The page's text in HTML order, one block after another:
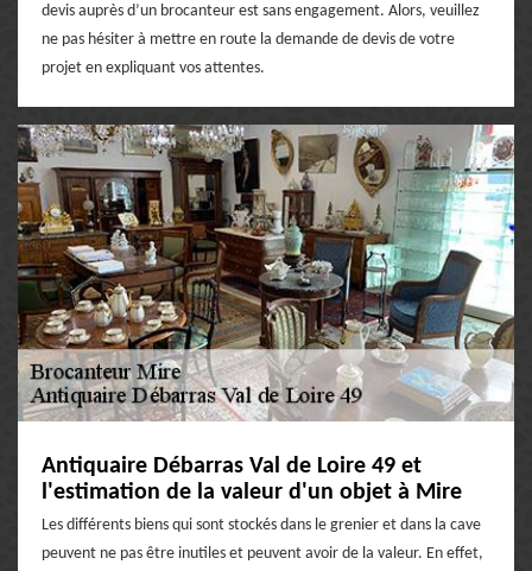
devis auprès d’un brocanteur est sans engagement. Alors, veuillez
ne pas hésiter à mettre en route la demande de devis de votre
projet en expliquant vos attentes.
Antiquaire Débarras Val de Loire 49 et
l'estimation de la valeur d'un objet à Mire
Les différents biens qui sont stockés dans le grenier et dans la cave
peuvent ne pas être inutiles et peuvent avoir de la valeur. En effet,